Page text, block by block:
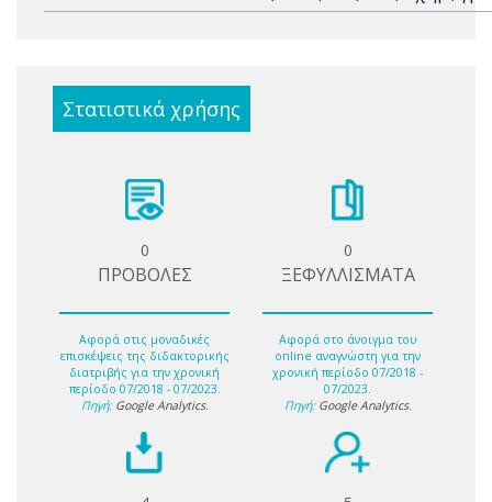
Στατιστικά χρήσης
0
ΠΡΟΒΟΛΕΣ
Αφορά στις μοναδικές
επισκέψεις της διδακτορικής
διατριβής για την χρονική
περίοδο 07/2018 - 07/2023.
Πηγή: Google Analytics.
0
ΞΕΦΥΛΛΙΣΜΑΤΑ
Αφορά στο άνοιγμα του
online αναγνώστη για την
χρονική περίοδο 07/2018 -
07/2023.
Πηγή: Google Analytics.